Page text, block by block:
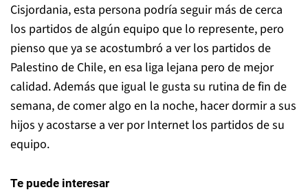
Cisjordania, esta persona podría seguir más de cerca
los partidos de algún equipo que lo represente, pero
pienso que ya se acostumbró a ver los partidos de
Palestino de Chile, en esa liga lejana pero de mejor
calidad. Además que igual le gusta su rutina de fin de
semana, de comer algo en la noche, hacer dormir a sus
hijos y acostarse a ver por Internet los partidos de su
equipo.
Te puede interesar